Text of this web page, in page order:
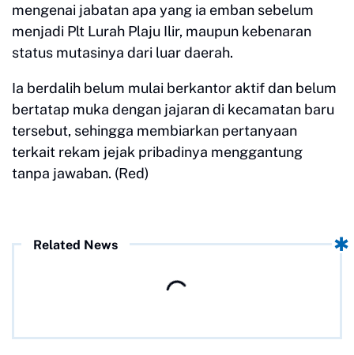
mengenai jabatan apa yang ia emban sebelum
menjadi Plt Lurah Plaju Ilir, maupun kebenaran
status mutasinya dari luar daerah.
Ia berdalih belum mulai berkantor aktif dan belum
bertatap muka dengan jajaran di kecamatan baru
tersebut, sehingga membiarkan pertanyaan
terkait rekam jejak pribadinya menggantung
tanpa jawaban. (Red)
Related News